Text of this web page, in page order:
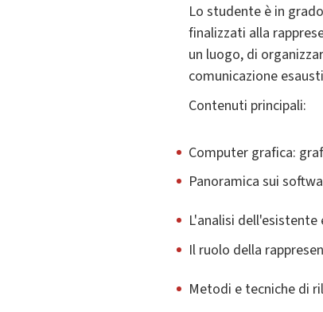
Lo studente è in
finalizzati alla
un luogo, di
comunicazione
Contenuti principali:
Computer grafica:
Panoramica sui
L'analisi
Il ruolo della
Metodi e tecniche di